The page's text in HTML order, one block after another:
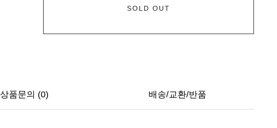
SOLD OUT
상품문의 (0) 배송/교환/반품